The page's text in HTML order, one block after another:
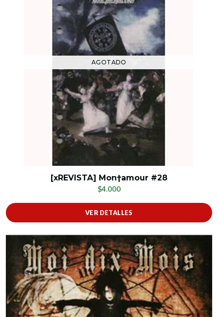
AGOTADO
[xREVISTA] Mon†amour #28
$4.000
VER DETALLES